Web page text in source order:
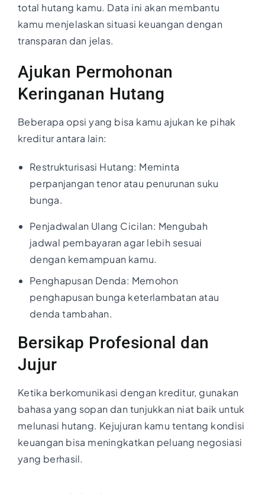
total hutang kamu. Data ini akan membantu
kamu menjelaskan situasi keuangan dengan
transparan dan jelas.
Ajukan Permohonan
Keringanan Hutang
Beberapa opsi yang bisa kamu ajukan ke pihak
kreditur antara lain:
Restrukturisasi Hutang: Meminta
perpanjangan tenor atau penurunan suku
bunga.
Penjadwalan Ulang Cicilan: Mengubah
jadwal pembayaran agar lebih sesuai
dengan kemampuan kamu.
Penghapusan Denda: Memohon
penghapusan bunga keterlambatan atau
denda tambahan.
Bersikap Profesional dan
Jujur
Ketika berkomunikasi dengan kreditur, gunakan
bahasa yang sopan dan tunjukkan niat baik untuk
melunasi hutang. Kejujuran kamu tentang kondisi
keuangan bisa meningkatkan peluang negosiasi
yang berhasil.